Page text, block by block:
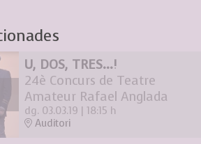
U, DOS, TRES...!
24è Concurs de Teatre
Amateur Rafael Anglada
dg. 03.03.19 | 18:15 h
Auditori